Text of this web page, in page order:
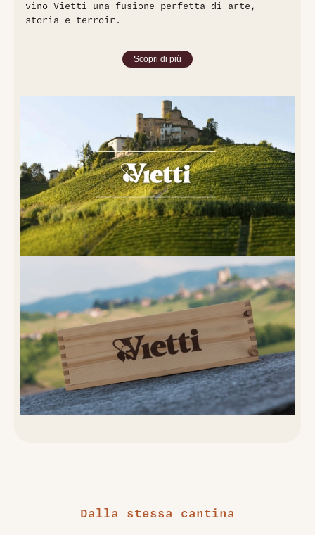
vino Vietti una fusione perfetta di arte,
storia e terroir.
Scopri di più
Dalla stessa cantina